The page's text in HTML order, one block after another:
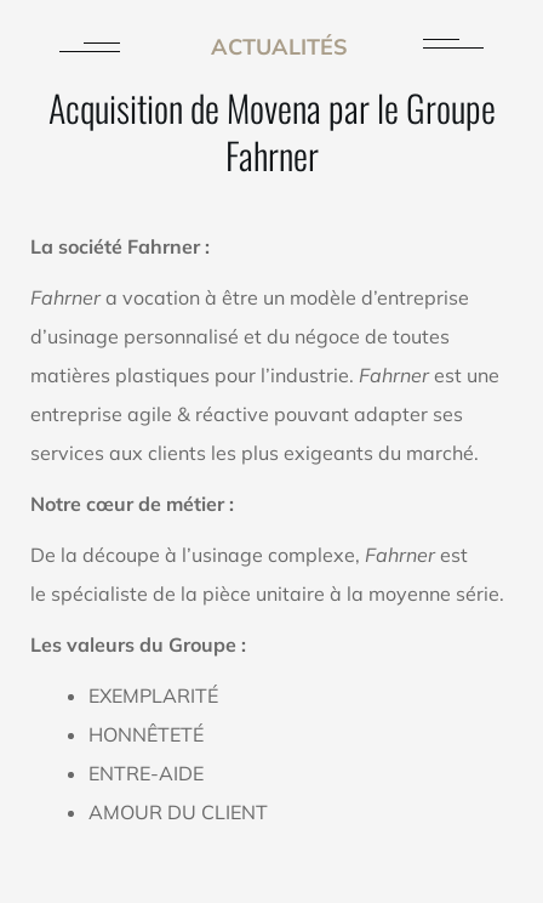
ACTUALITÉS
Acquisition de Movena par le Groupe
Fahrner
La société Fahrner :
Fahrnera vocation à être un modèle d’entreprise
d’usinage personnalisé et du négoce de toutes
matières plastiques pour l’industrie. Fahrnerest une
entreprise agile & réactive pouvant adapter ses
services aux clients les plus exigeants du marché.
Notre cœur de métier :
De la découpe à l’usinage complexe, Fahrnerest
le spécialiste de la pièce unitaire à la moyenne série.
Les valeurs du Groupe :
EXEMPLARITÉ
HONNÊTETÉ
ENTRE-AIDE
AMOUR DU CLIENT